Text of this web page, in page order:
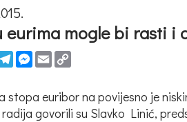
eurima mogle bi rasti i
TelegramMessenger
Email
stopa euribor na povijesno je
govorili su Slavko Linić,